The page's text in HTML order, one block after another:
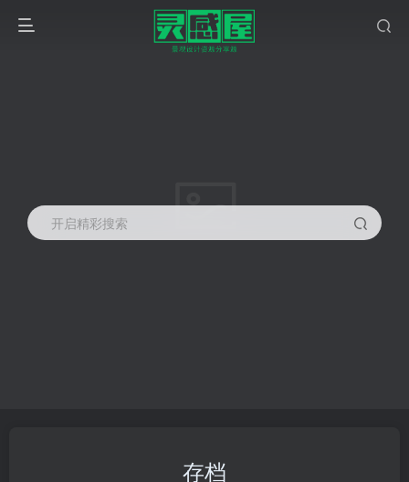
开启精彩搜索
存档